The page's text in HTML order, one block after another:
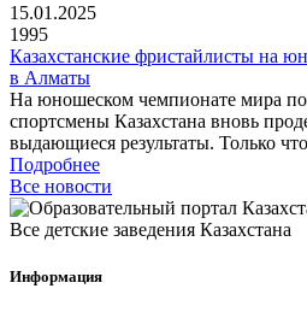
15.01.2025
1995
Казахстанские фристайлисты на
в Алматы
На юношеском чемпионате мира
спортсмены Казахстана вновь
выдающиеся результаты. Только
Подробнее
Все новости
Все детские заведения Казахстана
Информация